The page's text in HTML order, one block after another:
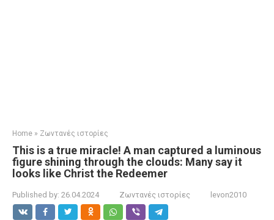
Home » Ζωντανές ιστορίες
This is a true miracle! A man captured a luminous
figure shining through the clouds: Many say it
looks like Christ the Redeemer
Published by: 26.04.2024 Ζωντανές ιστορίες levon2010